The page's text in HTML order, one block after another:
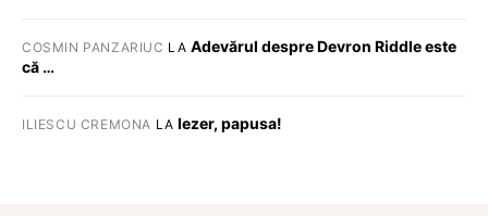
COSMIN PANZARIUC LA Adevărul despre Devron Riddle este
că …
ILIESCU CREMONA LA Iezer, papusa!